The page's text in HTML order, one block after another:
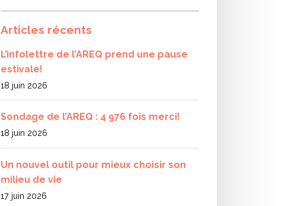
Articles récents
L’infolettre de l’AREQ prend une pause
estivale!
18 juin 2026
Sondage de l’AREQ : 4 976 fois merci!
18 juin 2026
Un nouvel outil pour mieux choisir son
milieu de vie
17 juin 2026